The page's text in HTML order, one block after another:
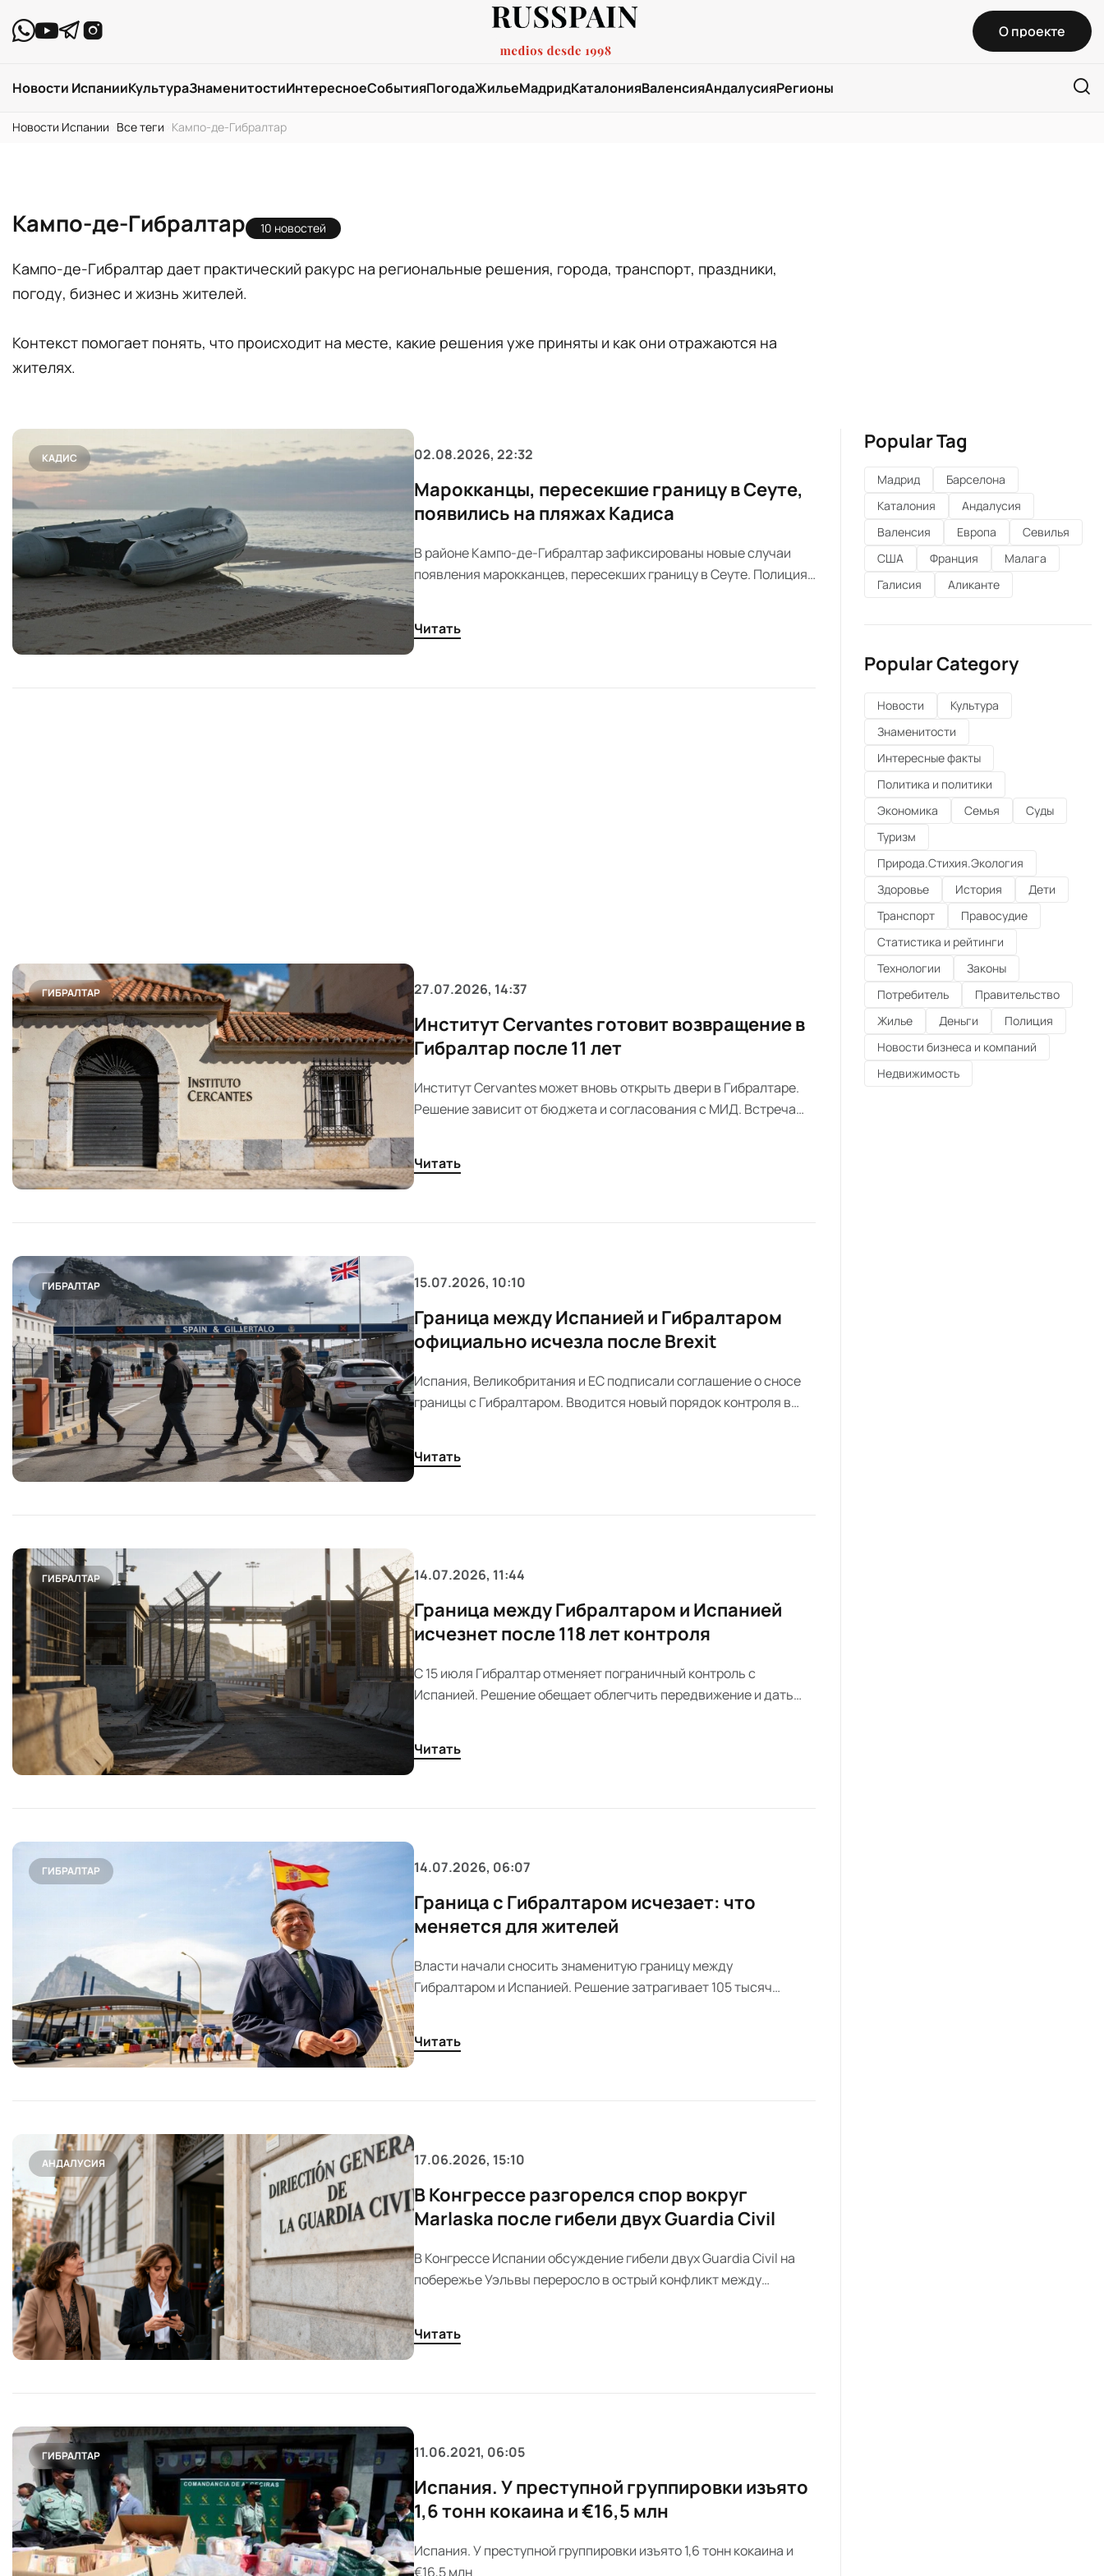
О проекте
Новости ИспанииКультураЗнаменитостиИнтересноеСобытияПогодаЖильеМадридКаталонияВаленсияАндалусияРегионы
Новости Испании Все теги Кампо-де-Гибралтар
Кампо-де-Гибралтар 10 новостей
Кампо-де-Гибралтар дает практический ракурс на региональные решения, города, транспорт, праздники,
погоду, бизнес и жизнь жителей.
Контекст помогает понять, что происходит на месте, какие решения уже приняты и как они отражаются на
жителях.
КАДИС 02.08.2026, 22:32
Марокканцы, пересекшие границу в Сеуте,
появились на пляжах Кадиса
В районе Кампо-де-Гибралтар зафиксированы новые случаи
появления марокканцев, пересекших границу в Сеуте. Полиция
Читать
ГИБРАЛТАР 27.07.2026, 14:37
Институт Cervantes готовит возвращение в
Гибралтар после 11 лет
Институт Cervantes может вновь открыть двери в Гибралтаре.
Решение зависит от бюджета и согласования с МИД. Встреча
Читать
ГИБРАЛТАР 15.07.2026, 10:10
Граница между Испанией и Гибралтаром
официально исчезла после Brexit
Испания, Великобритания и ЕС подписали соглашение о сносе
границы с Гибралтаром. Вводится новый порядок контроля в
Читать
ГИБРАЛТАР 14.07.2026, 11:44
Граница между Гибралтаром и Испанией
исчезнет после 118 лет контроля
С 15 июля Гибралтар отменяет пограничный контроль с
Испанией. Решение обещает облегчить передвижение и дать
Читать
ГИБРАЛТАР 14.07.2026, 06:07
Граница с Гибралтаром исчезает: что
меняется для жителей
Власти начали сносить знаменитую границу между
Гибралтаром и Испанией. Решение затрагивает 105 тысяч
Читать
АНДАЛУСИЯ 17.06.2026, 15:10
В Конгрессе разгорелся спор вокруг
Marlaska после гибели двух Guardia Civil
В Конгрессе Испании обсуждение гибели двух Guardia Civil на
побережье Уэльвы переросло в острый конфликт между
Читать
ГИБРАЛТАР 11.06.2021, 06:05
Испания. У преступной группировки изъято
1,6 тонн кокаина и €16,5 млн
Испания. У преступной группировки изъято 1,6 тонн кокаина и
€16,5 млн
Popular Tag
Мадрид
Барселона
Каталония
Андалусия
Валенсия
Европа
Севилья
США
Франция
Малага
Галисия
Аликанте
Popular Category
Новости
Культура
Знаменитости
Интересные факты
Политика и политики
Экономика
Семья
Суды
Туризм
Природа.Стихия.Экология
Здоровье
История
Дети
Транспорт
Правосудие
Статистика и рейтинги
Технологии
Законы
Потребитель
Правительство
Жилье
Деньги
Полиция
Новости бизнеса и компаний
Недвижимость